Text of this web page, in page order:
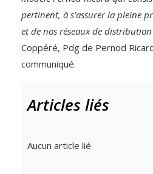
pertinent, à s’assurer la pleine
et de nos réseaux de
Coppéré, Pdg de Pernod
communiqué.
Articles liés
Aucun article lié